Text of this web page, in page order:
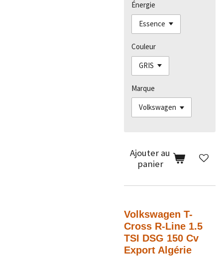
Énergie
Couleur
Marque
Ajouter au
panier
Volkswagen T-
Cross R-Line 1.5
TSI DSG 150 Cv
Export Algérie